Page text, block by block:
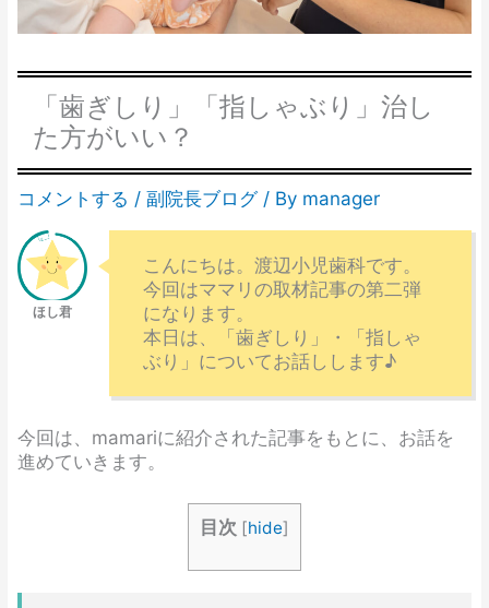
「歯ぎしり」「指しゃぶり」治し
た方がいい？
コメントする / 副院長ブログ/ By manager
こんにちは。渡辺小児歯科です。
今回はママリの取材記事の第二弾
になります。
本日は、「歯ぎしり」・「指しゃ
ぶり」についてお話しします♪
今回は、mamariに紹介された記事をもとに、お話を
進めていきます。
目次 [hide]